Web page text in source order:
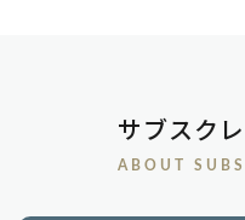
サブスク
ABOUT